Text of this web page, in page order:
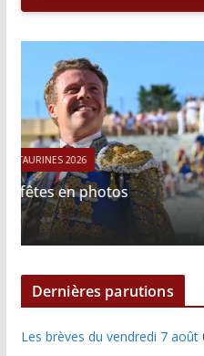
ACTUALITÉS TAURINES
Istres, le retour de
21/06/2026 Tertulias
Dernières parutions
Les brèves du vendredi 7 août